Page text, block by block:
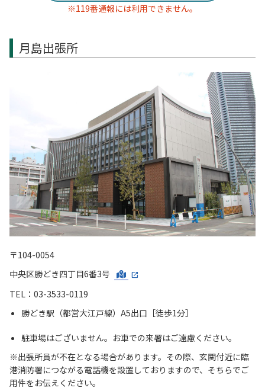
※119番通報には利用できません。
月島出張所
〒104-0054
中央区勝どき四丁目6番3号
TEL：03-3533-0119
勝どき駅（都営大江戸線）A5出口［徒歩1分］
駐車場はございません。お車での来署はご遠慮ください。
※出張所員が不在となる場合があります。その際、玄関付近に臨
港消防署につながる電話機を設置しておりますので、そちらでご
用件をお伝えください。